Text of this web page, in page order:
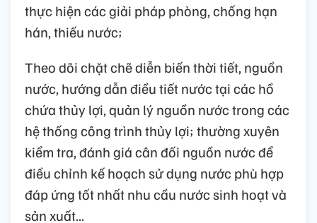
thực hiện các giải pháp phòng, chống hạn
hán, thiếu nước;
Theo dõi chặt chẽ diễn biến thời tiết, nguồn
nước, hướng dẫn điều tiết nước tại các hồ
chứa thủy lợi, quản lý nguồn nước trong các
hệ thống công trình thủy lợi; thường xuyên
kiểm tra, đánh giá cân đối nguồn nước để
điều chỉnh kế hoạch sử dụng nước phù hợp
đáp ứng tốt nhất nhu cầu nước sinh hoạt và
sản xuất...